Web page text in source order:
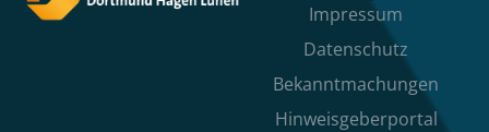
Impressum
Datenschutz
Bekanntmachungen
Hinweisgeberportal